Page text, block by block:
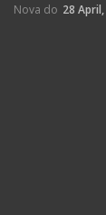
Nova do 28